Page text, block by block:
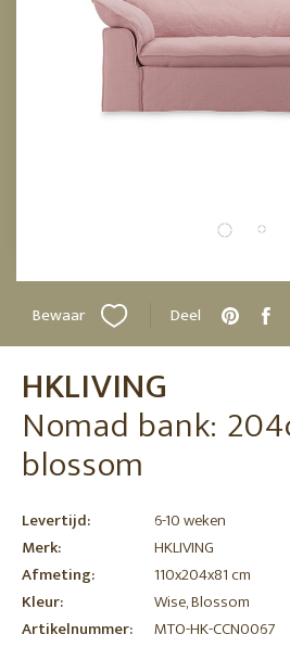
Bewaar Deel
HKLIVING
Nomad bank:
blossom
Levertijd:
6-10 weken
Merk:
HKLIVING
Afmeting:
110x204x81 cm
Kleur:
Wise, Blossom
Artikelnummer:
MTO-HK-CCN0067